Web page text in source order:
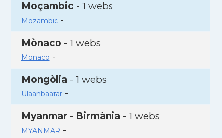
Moçambic - 1 webs
Mozambic-
Mònaco - 1 webs
Monaco -
Mongòlia - 1 webs
Ulaanbaatar-
Myanmar - Birmània - 1 webs
MYANMAR -